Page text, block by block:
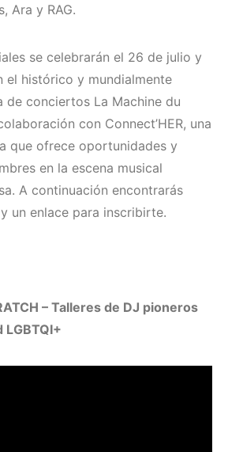
Ara y RAG.
se celebrarán el 26 de julio y
el histórico y mundialmente
de conciertos La Machine du
con Connect’HER, una
que ofrece oportunidades y
en la escena musical
A continuación encontrarás
un enlace para inscribirte.
– Talleres de DJ pioneros
LGBTQI+